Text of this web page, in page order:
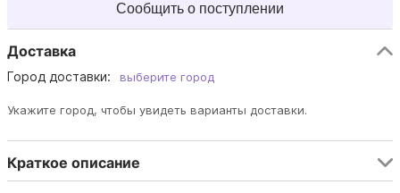
Сообщить о поступлении
Доставка
Город доставки: выберите город
Укажите город, чтобы увидеть варианты доставки.
Краткое описание